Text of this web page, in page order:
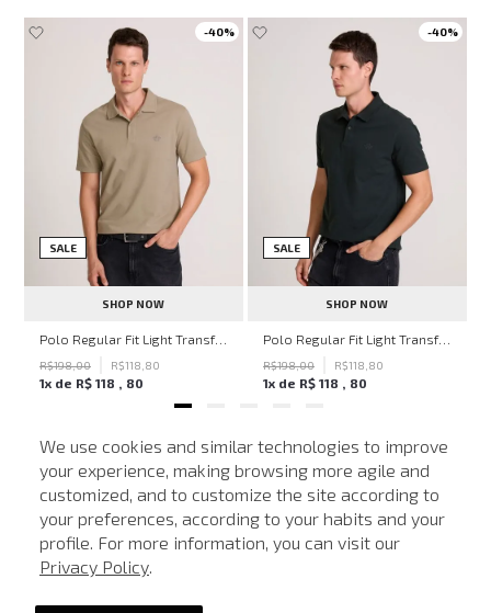
We use cookies and similar technologies to improve
your experience, making browsing more agile and
customized, and to customize the site according to
your preferences, according to your habits and your
profile. For more information, you can visit our
Privacy Policy.
-40%
SALE
SHOP NOW
Polo Regular Fit Light Transfer Bege Médio John John Masculina
R$198,00 R$118 80
1x de R$ 118 80
-40%
SALE
SHOP NOW
Polo Regular Fit Light Transfer Verde Escuro John John Masculina
R$198,00 R$118 80
1x de R$ 118 80
NEWSLETTER
Cadastre seu e-mail para receber nossas novidades.